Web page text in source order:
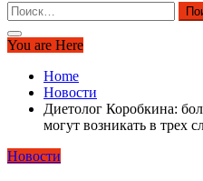
Найти:
You are Here
Home
Новости
Диетолог Коробкина:
могут возникать в трех
Новости